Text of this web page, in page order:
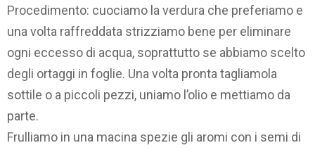
Procedimento: cuociamo la verdura che preferiamo e
una volta raffreddata strizziamo bene per eliminare
ogni eccesso di acqua, soprattutto se abbiamo scelto
degli ortaggi in foglie. Una volta pronta tagliamola
sottile o a piccoli pezzi, uniamo l’olio e mettiamo da
parte.
Frulliamo in una macina spezie gli aromi con i semi di